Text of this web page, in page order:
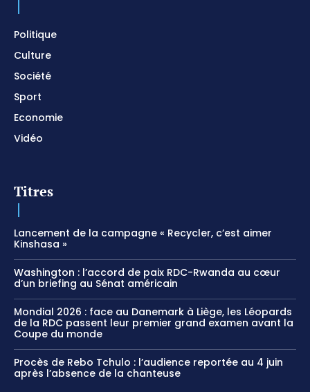
Politique
Culture
Société
Sport
Economie
Vidéo
Titres
Lancement de la campagne « Recycler, c’est aimer
Kinshasa »
Washington : l’accord de paix RDC-Rwanda au cœur
d’un briefing au Sénat américain
Mondial 2026 : face au Danemark à Liège, les Léopards
de la RDC passent leur premier grand examen avant la
Coupe du monde
Procès de Rebo Tchulo : l’audience reportée au 4 juin
après l’absence de la chanteuse